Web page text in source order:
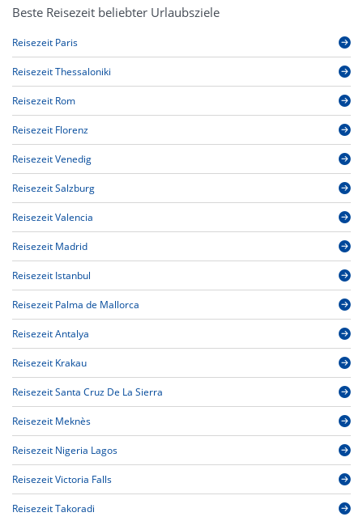
Beste Reisezeit beliebter Urlaubsziele
Reisezeit Paris
Reisezeit Thessaloniki
Reisezeit Rom
Reisezeit Florenz
Reisezeit Venedig
Reisezeit Salzburg
Reisezeit Valencia
Reisezeit Madrid
Reisezeit Istanbul
Reisezeit Palma de Mallorca
Reisezeit Antalya
Reisezeit Krakau
Reisezeit Santa Cruz De La Sierra
Reisezeit Meknès
Reisezeit Nigeria Lagos
Reisezeit Victoria Falls
Reisezeit Takoradi